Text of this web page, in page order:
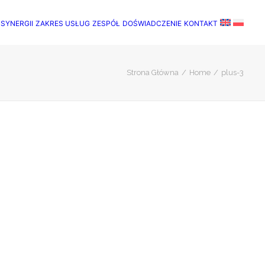
ZAKRES USŁUG ZESPÓŁ DOŚWIADCZENIE KONTAKT
Strona Główna Home plus-3